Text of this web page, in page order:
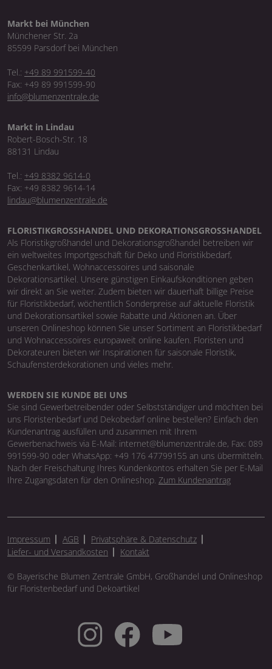
Markt bei München
Münchener Str. 2a
85599 Parsdorf bei München
Tel.: +49 89 991599-40
Fax: +49 89 991599-90
info@blumenzentrale.de
Markt in Lindau
Robert-Bosch-Str. 18
88131 Lindau
Tel.: +49 8382 9614-0
Fax: +49 8382 9614-14
lindau@blumenzentrale.de
FLORISTIKGROSSHANDEL UND DEKORATIONSGROSSHANDEL
Als Floristikgroßhandel und Dekorationsgroßhandel betreiben wir
ein weltweites Importgeschäft für Deko und Floristikbedarf,
Geschenkartikel, Wohnaccessoires und saisonale
Dekorationsartikel. Unsere günstigen Einkaufskonditionen geben
wir direkt an Sie weiter. Zudem bieten wir dauerhaft billige Preise
für Floristikbedarf, wöchentlich Sonderpreise auf aktuelle Floristik
und Dekorationsartikel sowie Rabatte und Aktionen an. Über
unseren Onlineshop können Sie unser Sortiment an Floristikbedarf
und Wohnaccessoires europaweit online kaufen. Floristen und
Dekorateuren bieten wir Inspirationen für saisonale Floristik,
Schaufensterdekorationen und vieles mehr.
WERDEN SIE KUNDE BEI UNS
Sie sind Gewerbetreibender oder Selbstständiger und möchten bei
uns Floristenbedarf und Dekobedarf online bestellen? Einfach den
Kundenantrag ausfüllen und zusammen mit Ihrem
Gewerbenachweis via E-Mail: internet@blumenzentrale.de, Fax: 089
991599-90 oder WhatsApp: +49 176 47799155 an uns übermitteln.
Nach der Freischaltung Ihres Kundenkontos erhalten Sie per E-Mail
Ihre Zugangsdaten für den Onlineshop. Zum Kundenantrag
Impressum AGB
Privatsphäre & Datenschutz
Liefer- und Versandkosten
Kontakt
© Bayerische Blumen Zentrale GmbH, Großhandel und Onlineshop
für Floristenbedarf und Dekoartikel